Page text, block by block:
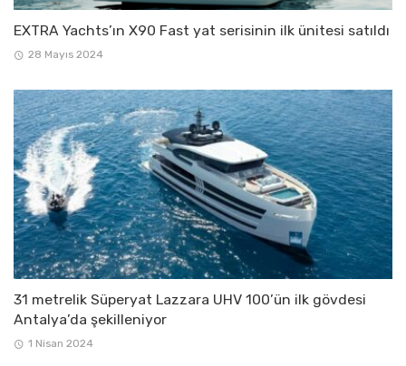
EXTRA Yachts’ın X90 Fast yat serisinin ilk ünitesi satıldı
28 Mayıs 2024
31 metrelik Süperyat Lazzara UHV 100’ün ilk gövdesi
Antalya’da şekilleniyor
1 Nisan 2024